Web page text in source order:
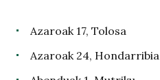
Azaroak 17, Tolosa
Azaroak 24, Hondarribia